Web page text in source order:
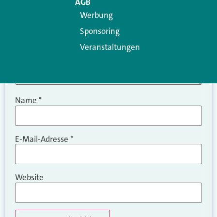
Name *
E-Mail-Adresse *
Website
Werbung
Sponsoring
Veranstaltungen